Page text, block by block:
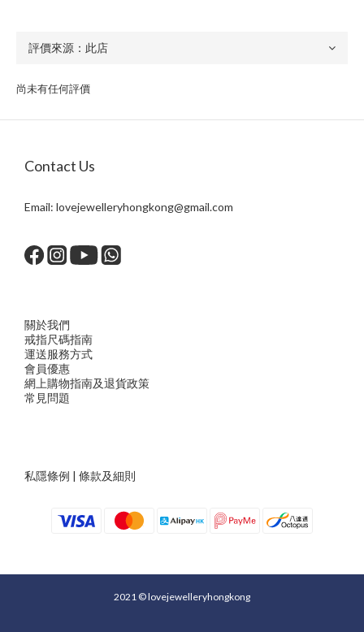
尚未有任何評價
Contact Us
Email: lovejewelleryhongkong@gmail.com
關於我們
戒指尺碼指南
運送服務方式
會員優惠
網上購物指南及退貨政策
常見問題
私隱條例 | 條款及細則
2021 © lovejewelleryhongkong